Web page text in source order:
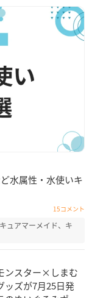
水属性・水使いキ
15コメント
ュアマーメイド、キ
ンスター×しまむ
ッズが7月25日発